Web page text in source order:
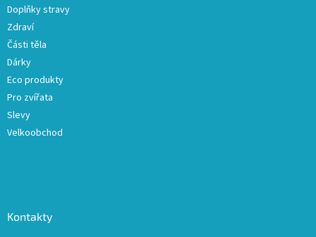
Doplňky stravy
Zdraví
Části těla
Dárky
Eco produkty
Pro zvířata
Slevy
Velkoobchod
Kontakty